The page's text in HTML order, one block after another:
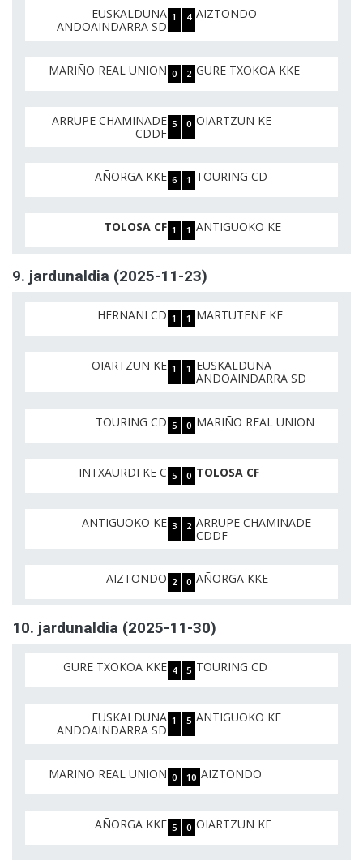
EUSKALDUNA
ANDOAINDARRA SD
1 4 AIZTONDO
MARIÑO REAL UNION 0 2 GURE TXOKOA KKE
ARRUPE CHAMINADE
CDDF
5 0 OIARTZUN KE
AÑORGA KKE 6 1 TOURING CD
TOLOSA CF 1 1 ANTIGUOKO KE
9. jardunaldia (2025-11-23)
HERNANI CD 1 1 MARTUTENE KE
OIARTZUN KE 1 1 EUSKALDUNA
ANDOAINDARRA SD
TOURING CD 5 0 MARIÑO REAL UNION
INTXAURDI KE C 5 0 TOLOSA CF
ANTIGUOKO KE 3 2 ARRUPE CHAMINADE
CDDF
AIZTONDO 2 0 AÑORGA KKE
10. jardunaldia (2025-11-30)
GURE TXOKOA KKE 4 5 TOURING CD
EUSKALDUNA
ANDOAINDARRA SD
1 5 ANTIGUOKO KE
MARIÑO REAL UNION 0 10 AIZTONDO
AÑORGA KKE 5 0 OIARTZUN KE